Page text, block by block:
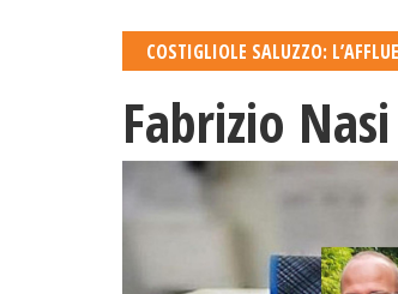
COSTIGLIOLE SALUZZO:
Fabrizio